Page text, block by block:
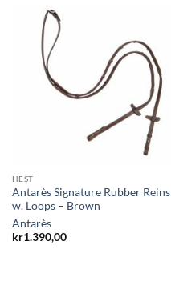
HEST
Antarès Signature Rubber Reins
w. Loops – Brown
Antarès
kr1.390,00